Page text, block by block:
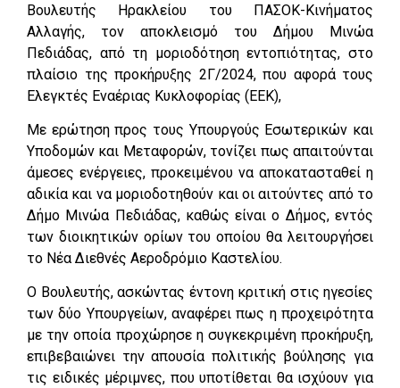
Βουλευτής Ηρακλείου του ΠΑΣΟΚ-Κινήματος
Αλλαγής, τον αποκλεισμό του Δήμου Μινώα
Πεδιάδας, από τη μοριοδότηση εντοπιότητας, στο
πλαίσιο της προκήρυξης 2Γ/2024, που αφορά τους
Ελεγκτές Εναέριας Κυκλοφορίας (ΕΕΚ),
Με ερώτηση προς τους Υπουργούς Εσωτερικών και
Υποδομών και Μεταφορών, τονίζει πως απαιτούνται
άμεσες ενέργειες, προκειμένου να αποκατασταθεί η
αδικία και να μοριοδοτηθούν και οι αιτούντες από το
Δήμο Μινώα Πεδιάδας, καθώς είναι ο Δήμος, εντός
των διοικητικών ορίων του οποίου θα λειτουργήσει
το Νέα Διεθνές Αεροδρόμιο Καστελίου.
Ο Βουλευτής, ασκώντας έντονη κριτική στις ηγεσίες
των δύο Υπουργείων, αναφέρει πως η προχειρότητα
με την οποία προχώρησε η συγκεκριμένη προκήρυξη,
επιβεβαιώνει την απουσία πολιτικής βούλησης για
τις ειδικές μέριμνες, που υποτίθεται θα ισχύουν για